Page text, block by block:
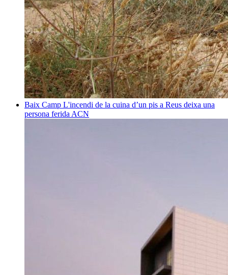
Baix Camp L'incendi de la cuina d’un pis a Reus deixa una
persona ferida ACN